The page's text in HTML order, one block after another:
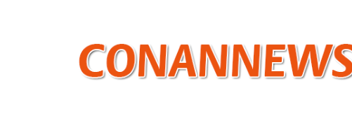
Detektiv
Conan
News